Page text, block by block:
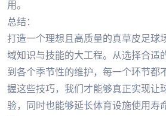
用。
总结：
打造一个理想且高质量的真草皮足球
域知识与技能的大工程。从选择合适
到各个季节性的维护，每一个环节都
握这些技巧，我们才能够真正实现让
验，同时也能够延长体育设施使用寿